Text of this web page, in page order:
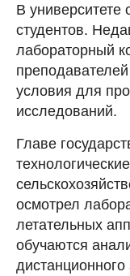
В университете
студентов.
лабораторный
условия для
исследований.
Главе
осмотрел
летательных
обучаются